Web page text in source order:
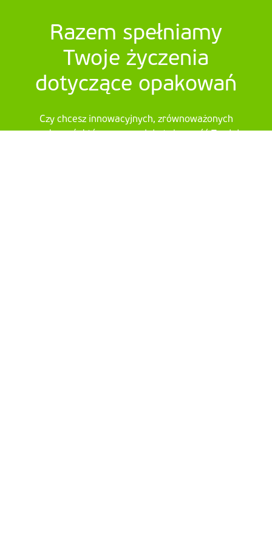
Razem spełniamy
Twoje życzenia
dotyczące opakowań
Czy chcesz innowacyjnych, zrównoważonych
opakowań, które wzmacniają tożsamość Twojej